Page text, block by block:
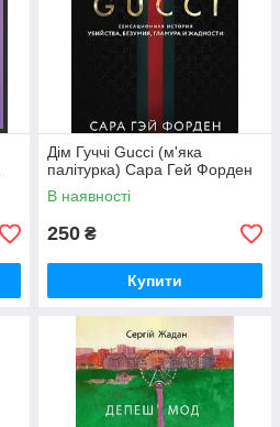
Дім Гуччі Gucci (м'яка
палітурка) Сара Гей Форден
В наявності
250 ₴
Купити